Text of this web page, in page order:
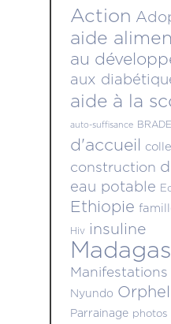
Action
aide
au
aux
aide à la
auto-suffisance
d'accueil
construction
eau potable
Ethiopie
Hiv insuline
Manifestations
Nyundo
Parrainage photos